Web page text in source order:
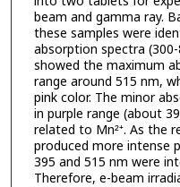
beam and gamma ray.
these samples were
absorption spectra
showed the maximum
range around 515 nm,
pink color. The minor
in purple range (about
related to Mn²⁺. As the
produced more intense
395 and 515 nm were
Therefore, e-beam